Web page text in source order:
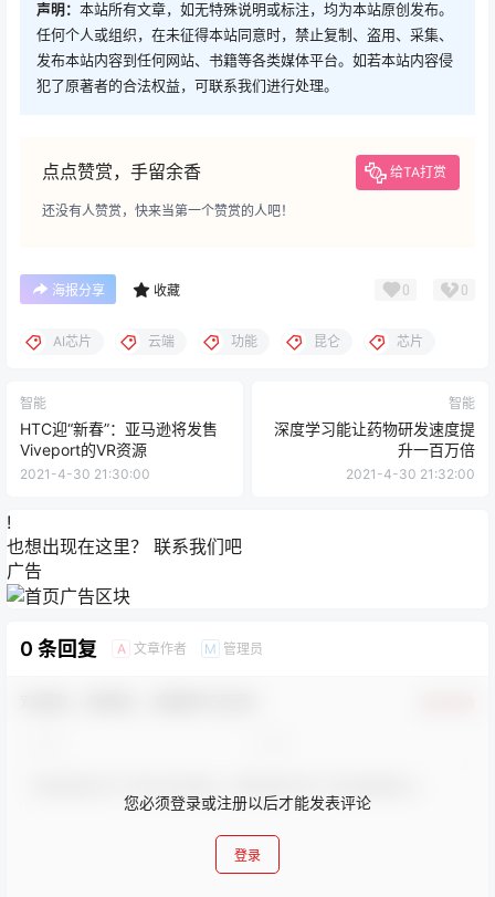
声明： 本站所有文章，如无特殊说明或标注，均为本站原创发布。
任何个人或组织，在未征得本站同意时，禁止复制、盗用、采集、
发布本站内容到任何网站、书籍等各类媒体平台。如若本站内容侵
犯了原著者的合法权益，可联系我们进行处理。
点点赞赏，手留余香 给TA打赏
还没有人赞赏，快来当第一个赞赏的人吧！
海报分享 收藏 0 0
AI芯片 云端 功能 昆仑 芯片
智能
HTC迎“新春”：亚马逊将发售
Viveport的VR资源
2021-4-30 21:30:00
智能
深度学习能让药物研发速度提
升一百万倍
2021-4-30 21:32:00
!
也想出现在这里？ 联系我们吧
广告
0 条回复 A 文章作者 M 管理员
您必须登录或注册以后才能发表评论
登录